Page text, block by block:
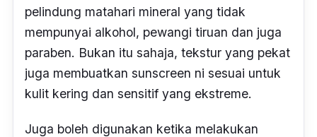
pelindung matahari mineral yang tidak
mempunyai alkohol, pewangi tiruan dan juga
paraben. Bukan itu sahaja, tekstur yang pekat
juga membuatkan sunscreen ni sesuai untuk
kulit kering dan sensitif yang ekstreme.
Juga boleh digunakan ketika melakukan